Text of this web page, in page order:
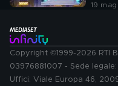
19
Copyright ©1999-2026 RTI
03976881007 - Sede
Uffici: Viale Europa 46,